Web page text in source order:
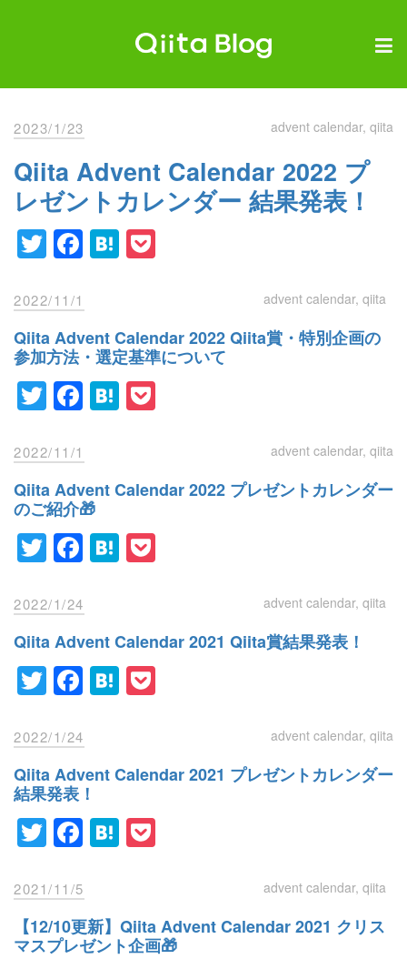
2023/1/23 advent calendar qiita
Qiita Advent Calendar 2022 プ
レゼントカレンダー 結果発表！
Twitter
Facebook
Hatena
2022/11/1 advent calendar qiita
Qiita Advent Calendar 2022 Qiita賞・特別企画の
参加方法・選定基準について
Twitter
Facebook
Hatena
2022/11/1 advent calendar qiita
Qiita Advent Calendar 2022 プレゼントカレンダー
のご紹介🎁
Twitter
Facebook
Hatena
2022/1/24 advent calendar qiita
Qiita Advent Calendar 2021 Qiita賞結果発表！
Twitter
Facebook
Hatena
2022/1/24 advent calendar qiita
Qiita Advent Calendar 2021 プレゼントカレンダー
結果発表！
Twitter
Facebook
Hatena
2021/11/5 advent calendar qiita
【12/10更新】Qiita Advent Calendar 2021 クリス
マスプレゼント企画🎁